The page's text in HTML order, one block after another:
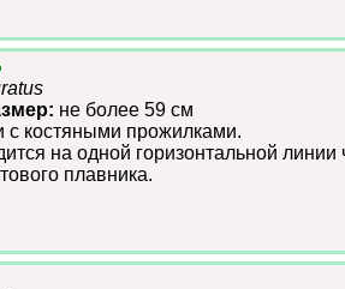
не более 59 см
с костяными прожилками.
на одной горизонтальной линии
плавника.